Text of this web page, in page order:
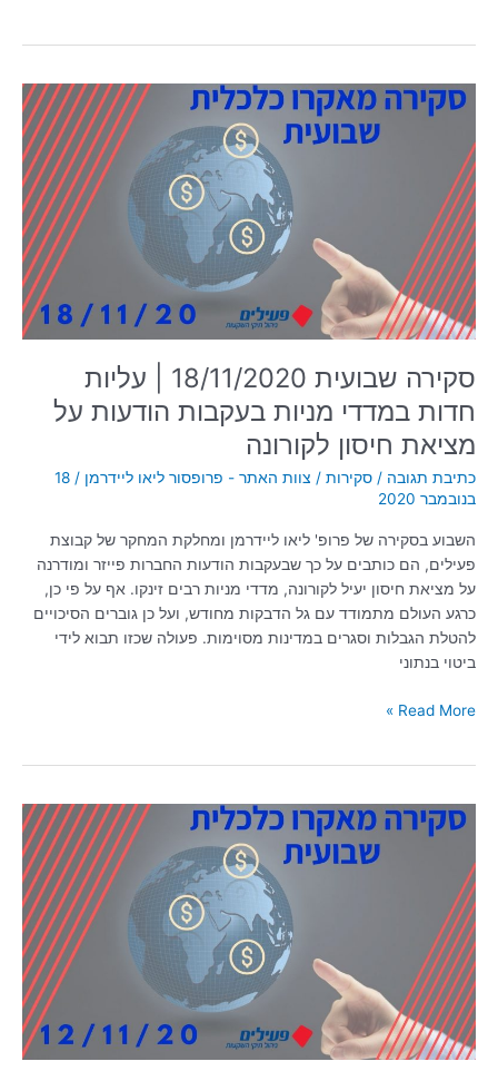
סקירה שבועית 18/11/2020 | עליות
חדות במדדי מניות בעקבות הודעות על
מציאת חיסון לקורונה
כתיבת תגובה / סקירות / צוות האתר - פרופסור ליאו ליידרמן /
18
בנובמבר 2020
השבוע בסקירה של פרופ' ליאו ליידרמן ומחלקת המחקר של קבוצת
פעילים, הם כותבים על כך שבעקבות הודעות החברות פייזר ומודרנה
על מציאת חיסון יעיל לקורונה, מדדי מניות רבים זינקו. אף על פי כן,
כרגע העולם מתמודד עם גל הדבקות מחודש, ועל כן גוברים הסיכויים
להטלת הגבלות וסגרים במדינות מסוימות. פעולה שכזו תבוא לידי
ביטוי בנתוני
סקירה
שבועית
18/11/2020
|
עליות
חדות
במדדי
מניות
בעקבות
הודעות
על
חיסון
לקורונה
Read More »
סקירה
שבועית
12/11/2020
|
נמנע
התרחיש
של
היעדר
תוצאות
ברורות
בבחירות